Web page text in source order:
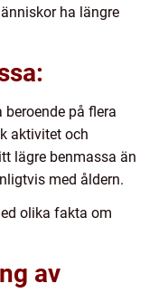
ha längre
beroende på flera
aktivitet och
lägre benmassa än
med åldern.
olika fakta om
av